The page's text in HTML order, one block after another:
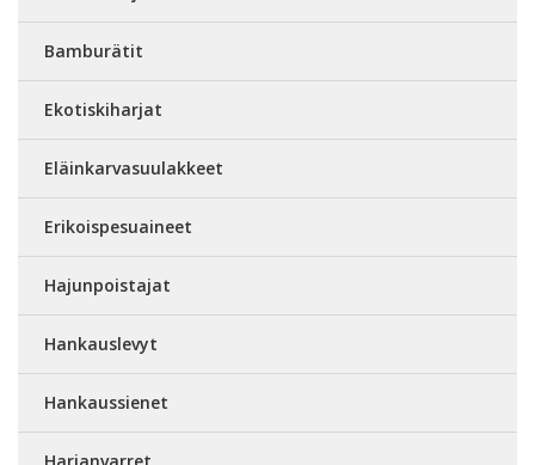
Bamburätit
Ekotiskiharjat
Eläinkarvasuulakkeet
Erikoispesuaineet
Hajunpoistajat
Hankauslevyt
Hankaussienet